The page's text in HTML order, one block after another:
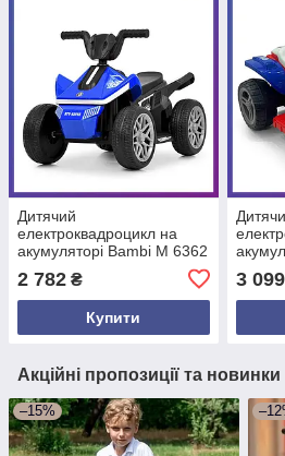
Дитячий
електроквадроцикл на
акумуляторі Bambi M 6362
для дітей від 2 років Синій
2 782 ₴
Купити
з
для
3 099
Акційні пропозиції та новинки
–15%